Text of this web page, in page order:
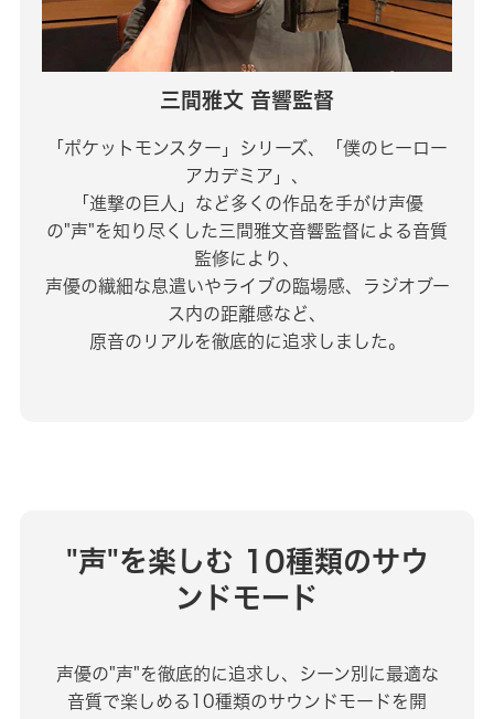
三間雅文 音響監督
「ポケットモンスター」シリーズ、「僕のヒーロー
アカデミア」、
「進撃の巨人」など多くの作品を手がけ声優
の"声"を知り尽くした三間雅文音響監督による音質
監修により、
声優の繊細な息遣いやライブの臨場感、ラジオブー
ス内の距離感など、
原音のリアルを徹底的に追求しました。
"声"を楽しむ 10種類のサウ
ンドモード
声優の"声"を徹底的に追求し、シーン別に最適な
音質で楽しめる10種類のサウンドモードを開